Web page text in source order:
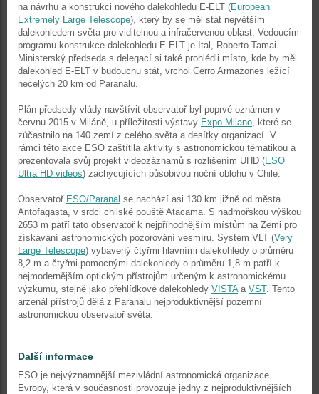
na návrhu a konstrukci nového dalekohledu E-ELT (European
Extremely Large Telescope), který by se měl stát největším
dalekohledem světa pro viditelnou a infračervenou oblast. Vedoucím
programu konstrukce dalekohledu E-ELT je Ital, Roberto Tamai.
Ministerský předseda s delegací si také prohlédli místo, kde by měl
dalekohled E-ELT v budoucnu stát, vrchol Cerro Armazones ležící
necelých 20 km od Paranalu.
Plán předsedy vlády navštívit observatoř byl poprvé oznámen v
červnu 2015 v Miláně, u příležitosti výstavy Expo Milano, které se
zúčastnilo na 140 zemí z celého světa a desítky organizací. V
rámci této akce ESO zaštítila aktivity s astronomickou tématikou a
prezentovala svůj projekt videozáznamů s rozlišením UHD (ESO
Ultra HD videos) zachycujících působivou noční oblohu v Chile.
Observatoř ESO/Paranal se nachází asi 130 km jižně od města
Antofagasta, v srdci chilské pouště Atacama. S nadmořskou výškou
2653 m patří tato observatoř k nejpříhodnějším místům na Zemi pro
získávání astronomických pozorování vesmíru. Systém VLT (Very
Large Telescope) vybavený čtyřmi hlavními dalekohledy o průměru
8,2 m a čtyřmi pomocnými dalekohledy o průměru 1,8 m patří k
nejmodernějším optickým přístrojům určeným k astronomickému
výzkumu, stejně jako přehlídkové dalekohledy VISTAa VST. Tento
arzenál přístrojů dělá z Paranalu nejproduktivnější pozemní
astronomickou observatoř světa.
Další informace
ESO je nejvýznamnější mezivládní astronomická organizace
Evropy, která v současnosti provozuje jedny z nejproduktivnějších